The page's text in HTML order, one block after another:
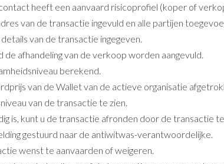
heeft een aanvaard risicoprofiel (koper of
van de transactie ingevuld en alle partijen
van de transactie ingegeven.
afhandeling van de verkoop worden aangevuld.
berekend.
van de Wallet van de actieve organisatie
van de transactie te zien.
is, kunt u de transactie afronden door de transactie
gestuurd naar de antiwitwas-verantwoordelijke.
wenst te aanvaarden of weigeren.